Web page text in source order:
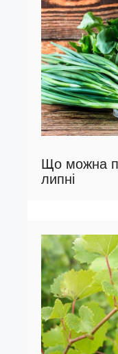
Що можна
липні